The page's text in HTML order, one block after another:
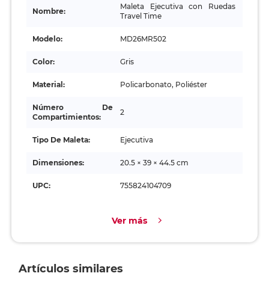
Nombre:
Maleta Ejecutiva con Ruedas
Travel Time
Modelo: MD26MR502
Color: Gris
Material: Policarbonato, Poliéster
Número De
Compartimientos:
2
Tipo De Maleta: Ejecutiva
Dimensiones: 20.5 × 39 × 44.5 cm
UPC: 755824104709
Ver más
Artículos similares